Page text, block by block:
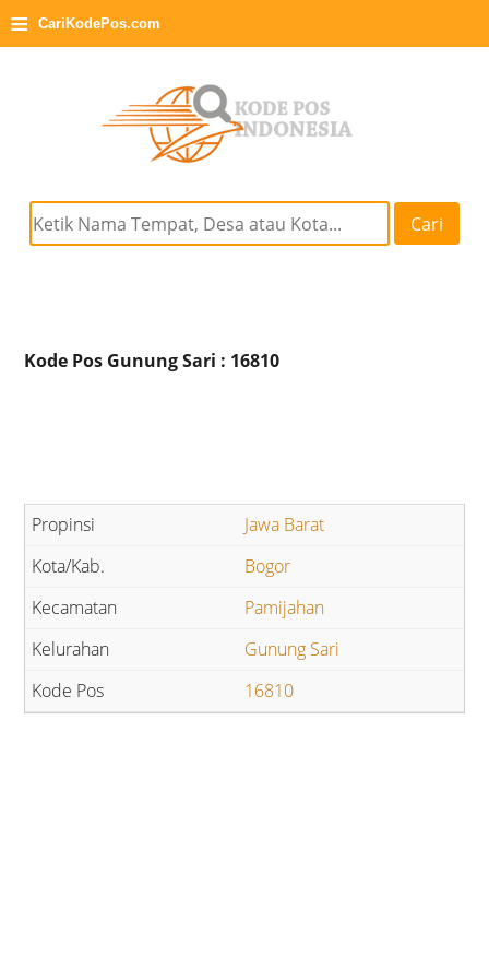
≡ CariKodePos.com
Cari
Kode Pos Gunung Sari : 16810
Jawa Barat
Bogor
Pamijahan
Gunung Sari
16810